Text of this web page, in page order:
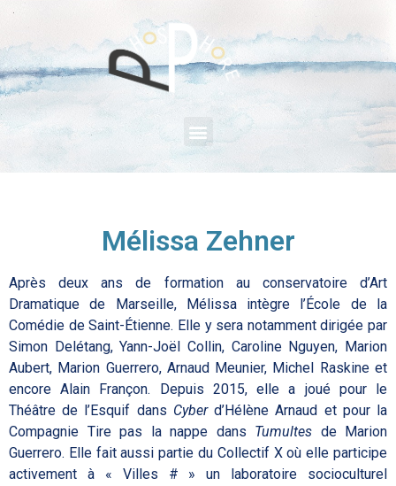
Mélissa Zehner
Après deux ans de formation au conservatoire d’Art
Dramatique de Marseille, Mélissa intègre l’École de la
Comédie de Saint-Étienne. Elle y sera notamment dirigée par
Simon Delétang, Yann-Joël Collin, Caroline Nguyen, Marion
Aubert, Marion Guerrero, Arnaud Meunier, Michel Raskine et
encore Alain Françon. Depuis 2015, elle a joué pour le
Théâtre de l’Esquif dans Cyberd’Hélène Arnaud et pour la
Compagnie Tire pas la nappe dans Tumultes de Marion
Guerrero. Elle fait aussi partie du Collectif X où elle participe
activement à « Villes # » un laboratoire socioculturel